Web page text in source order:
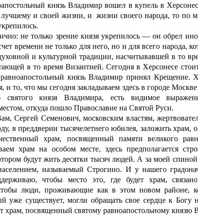
князь Владимир вошел в купель в
и своей жизни, и жизни своего народа, то по
не только зрение князя укрепилось — он обрел
времени не только для него, но и для всего народа,
и культурной традиции, насчитывавшей в то
в то время Византией. Сегодня в Херсонесе
князь Владимир принял Крещение.
и то, что мы сегодня закладываем здесь в городе
святого князя Владимира, есть видимое
откуда пошло Православие на Святой Руси.
Сергей Семенович, московским властям,
в преддверии тысячелетнего юбилея, заложить храм,
храм, посвященный памяти великого
храм на особом месте, здесь предполагается
будут жить десятки тысяч людей. А за моей
называемый Строгино. И у нашего
ваю, чтобы место это, где будет храм,
люди, проживающие как в этом новом районе,
уже существует, могли обращать свое сердце к Богу
храм, посвященный святому равноапостольному князю